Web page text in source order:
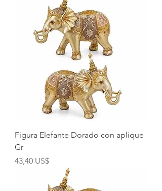
Figura Elefante Dorado con aplique
Gr
Precio
43,40 US$